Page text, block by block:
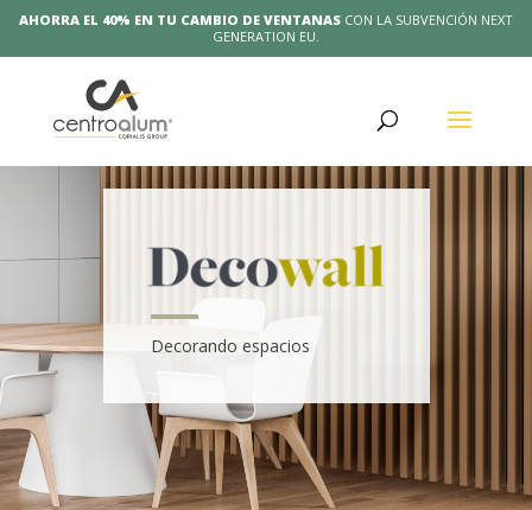
AHORRA EL 40% EN TU CAMBIO DE VENTANAS CON LA SUBVENCIÓN NEXT
GENERATION EU.
Decorando espacios